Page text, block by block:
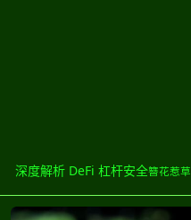
深度解析 DeFi 杠杆安全簪花惹草
木马病毒分析